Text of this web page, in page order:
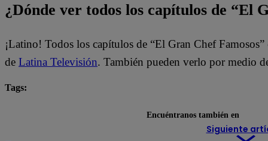
¿Dónde ver todos los capítulos de “El
¡Latino! Todos los capítulos de “El Gran Chef
de Latina Televisión. También pueden verlo por medio
Tags:
Siguiente
Encuéntranos también en